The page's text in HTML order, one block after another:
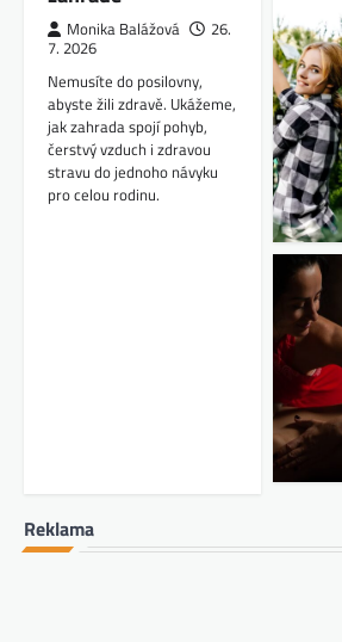
Monika Balážová
26.
7. 2026
Nemusíte do posilovny,
abyste žili zdravě. Ukážeme,
jak zahrada spojí pohyb,
čerstvý vzduch i zdravou
stravu do jednoho návyku
pro celou rodinu.
Reklama